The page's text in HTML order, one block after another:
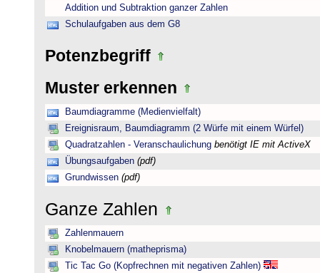
Addition und Subtraktion ganzer Zahlen
Schulaufgaben aus dem G8
Potenzbegriff
Muster erkennen
Baumdiagramme (Medienvielfalt)
Ereignisraum, Baumdiagramm (2 Würfe mit einem Würfel)
Quadratzahlen - Veranschaulichung benötigt IE mit ActiveX
Übungsaufgaben (pdf)
Grundwissen (pdf)
Ganze Zahlen
Zahlenmauern
Knobelmauern (matheprisma)
Tic Tac Go (Kopfrechnen mit negativen Zahlen)